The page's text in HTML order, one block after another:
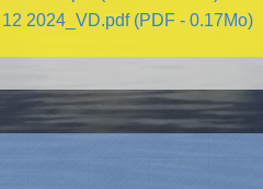
2024_VD.pdf (PDF - 0.17Mo)